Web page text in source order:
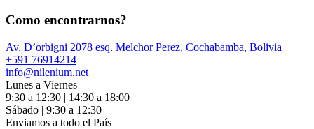
Como encontrarnos?
Av. D’orbigni 2078 esq. Melchor Perez, Cochabamba, Bolivia
+591 76914214
info@nilenium.net
Lunes a Viernes
9:30 a 12:30 | 14:30 a 18:00
Sábado | 9:30 a 12:30
Enviamos a todo el País